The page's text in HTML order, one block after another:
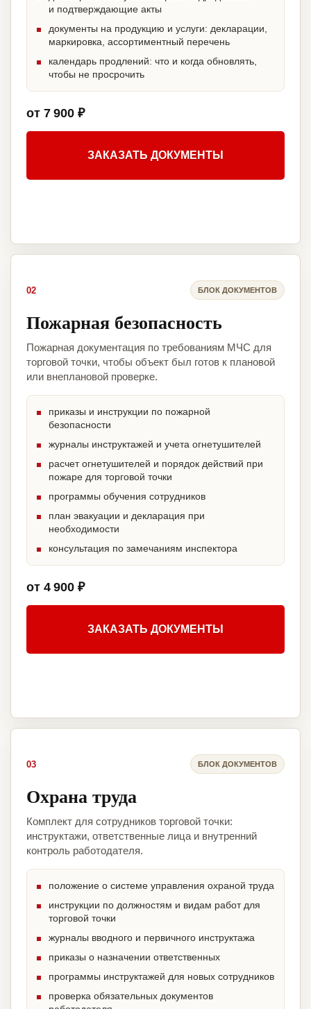
и подтверждающие акты
документы на продукцию и услуги: декларации,
маркировка, ассортиментный перечень
календарь продлений: что и когда обновлять,
чтобы не просрочить
от 7 900 ₽
ЗАКАЗАТЬ ДОКУМЕНТЫ
02 БЛОК ДОКУМЕНТОВ
Пожарная безопасность
Пожарная документация по требованиям МЧС для
торговой точки, чтобы объект был готов к плановой
или внеплановой проверке.
приказы и инструкции по пожарной
безопасности
журналы инструктажей и учета огнетушителей
расчет огнетушителей и порядок действий при
пожаре для торговой точки
программы обучения сотрудников
план эвакуации и декларация при
необходимости
консультация по замечаниям инспектора
от 4 900 ₽
ЗАКАЗАТЬ ДОКУМЕНТЫ
03 БЛОК ДОКУМЕНТОВ
Охрана труда
Комплект для сотрудников торговой точки:
инструктажи, ответственные лица и внутренний
контроль работодателя.
положение о системе управления охраной труда
инструкции по должностям и видам работ для
торговой точки
журналы вводного и первичного инструктажа
приказы о назначении ответственных
программы инструктажей для новых сотрудников
проверка обязательных документов